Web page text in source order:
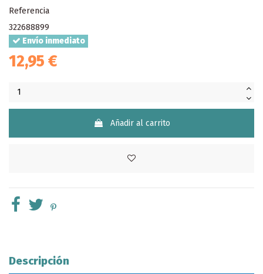
Referencia
322688899
Envío inmediato
12,95 €
Añadir al carrito
Descripción